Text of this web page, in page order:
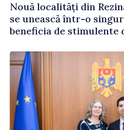
Nouă localități din
se unească într-o
beneficia de stimulente